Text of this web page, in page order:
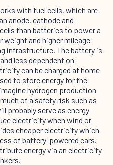
with fuel cells, which are
anode, cathode and
than batteries to power a
weight and higher mileage
infrastructure. The battery is
less dependent on
can be charged at home
to store energy for the
hydrogen production
of a safety risk such as
probably serve as energy
electricity when wind or
cheaper electricity which
of battery-powered cars.
energy via an electricity